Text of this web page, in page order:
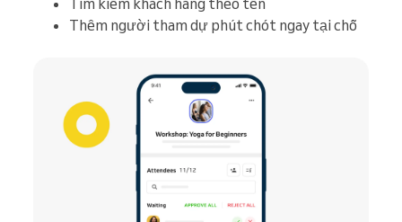
Thêm người tham dự phút chót ngay tại chỗ